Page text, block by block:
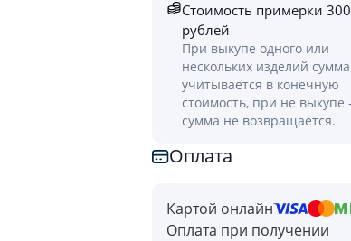
Стоимость примерки 300
рублей
При выкупе одного или
нескольких изделий сумма
учитывается в конечную
стоимость, при не
сумма не возвращается.
Оплата
Картой онлайн
Оплата при получении